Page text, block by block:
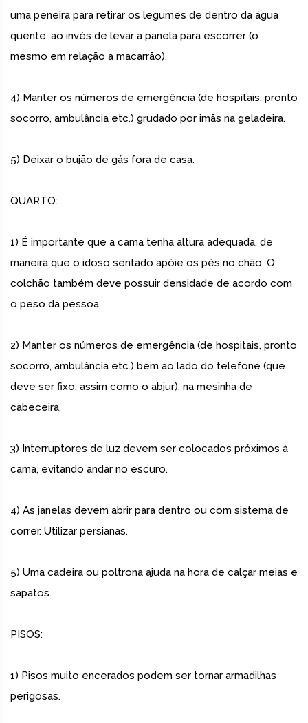
uma peneira para retirar os legumes de dentro da água
quente, ao invés de levar a panela para escorrer (o
mesmo em relação a macarrão).
4) Manter os números de emergência (de hospitais, pronto
socorro, ambulância etc.) grudado por imãs na geladeira.
5) Deixar o bujão de gás fora de casa.
QUARTO:
1) É importante que a cama tenha altura adequada, de
maneira que o idoso sentado apóie os pés no chão. O
colchão também deve possuir densidade de acordo com
o peso da pessoa.
2) Manter os números de emergência (de hospitais, pronto
socorro, ambulância etc.) bem ao lado do telefone (que
deve ser fixo, assim como o abjur), na mesinha de
cabeceira.
3) Interruptores de luz devem ser colocados próximos à
cama, evitando andar no escuro.
4) As janelas devem abrir para dentro ou com sistema de
correr. Utilizar persianas.
5) Uma cadeira ou poltrona ajuda na hora de calçar meias e
sapatos.
PISOS:
1) Pisos muito encerados podem ser tornar armadilhas
perigosas.